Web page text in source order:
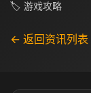
🏷 游戏攻略
← 返回资讯列表